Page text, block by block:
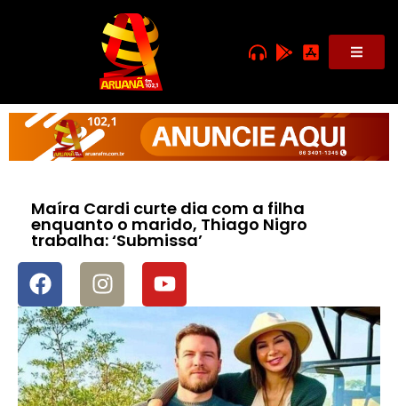
Maíra Cardi curte dia com a filha
enquanto o marido, Thiago Nigro
trabalha: ‘Submissa’